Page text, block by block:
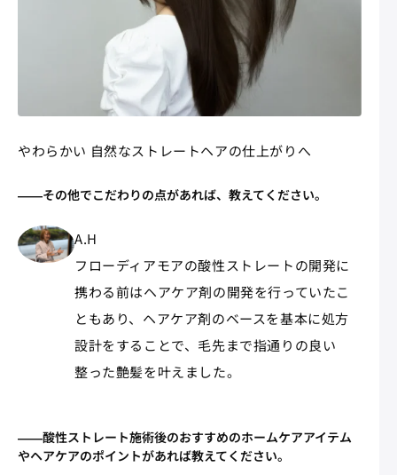
やわらかい 自然なストレートヘアの仕上がりへ
――その他でこだわりの点があれば、教えてください。
A.H
フローディアモアの酸性ストレートの開発に
携わる前はヘアケア剤の開発を行っていたこ
ともあり、ヘアケア剤のベースを基本に処方
設計をすることで、毛先まで指通りの良い
整った艶髪を叶えました。
――酸性ストレート施術後のおすすめのホームケアアイテム
やヘアケアのポイントがあれば教えてください。